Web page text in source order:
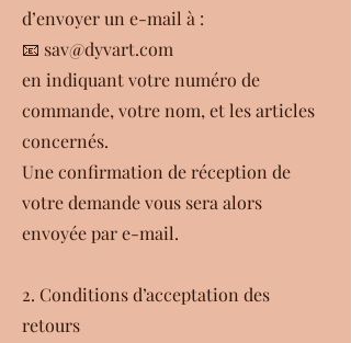
d’envoyer un e-mail à :
📧 sav@dyvart.com
en indiquant votre numéro de
commande, votre nom, et les articles
concernés.
Une confirmation de réception de
votre demande vous sera alors
envoyée par e-mail.
2. Conditions d’acceptation des
retours